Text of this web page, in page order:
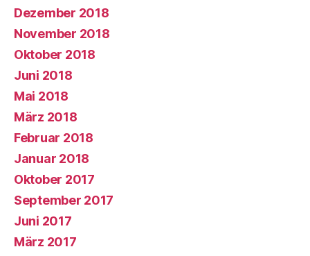
Dezember 2018
November 2018
Oktober 2018
Juni 2018
Mai 2018
März 2018
Februar 2018
Januar 2018
Oktober 2017
September 2017
Juni 2017
März 2017